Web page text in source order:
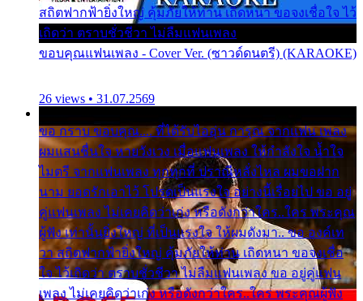
สถิตฟากฟ้ายิ่งใหญ่ คุ้มภัยให้ท่าน เถิดหนา ขอจงเชื่อใจ ไว้
เถิดว่า ตราบชั่วชีวา ไม่ลืมแฟนเพลง
ขอบคุณแฟนเพลง - Cover Ver. (ซาวด์ดนตรี) (KARAOKE)
26 views • 31.07.2569
ขอ กราบ ขอบคุณ.... ที่ได้รับไออุ่น การุณ จากแฟน เพลง
ผมแสนชื่นใจ หายวังเวง เมื่อแฟนเพลง ให้กำลังใจ น้ำใจ
ไมตรี จากแฟนเพลง ทุกทุกที่ ปราณีหลั่งไหล ผมขอฝาก
นาม ยอดรักเอาไว้ โปรดเป็นแรงใจ อย่างนี้เรื่อยไป ขอ อยู่
คู่แฟนเพลง ไม่เคยคิดว่าเก่ง หรือดังกว่าใคร..ใคร พระคุณ
ผู้ฟัง เท่านั้นยิ่งใหญ่ ที่เป็นแรงใจ ให้ผมดังมา.. ขอ องค์เท
วา สถิตฟากฟ้ายิ่งใหญ่ คุ้มภัยให้ท่าน เถิดหนา ขอจงเชื่อ
ใจ ไว้เถิดว่า ตราบชั่วชีวา ไม่ลืมแฟนเพลง ขอ อยู่คู่แฟน
เพลง ไม่เคยคิดว่าเก่ง หรือดังกว่าใคร..ใคร พระคุณผู้ฟัง